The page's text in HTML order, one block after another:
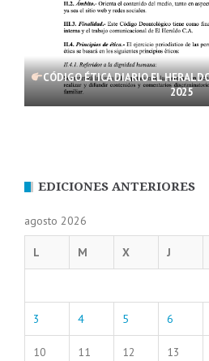
CÓDIGO ÉTICA DIARIO EL
2025
EDICIONES ANTERIORES
agosto 2026
L M X J
3 4 5 6
10 11 12 13